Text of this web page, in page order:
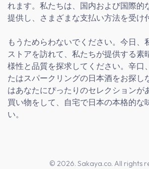
れます。私たちは、国内および国際的
提供し、さまざまな支払い方法を受け
もうためらわないでください。今日、
ストアを訪れて、私たちが提供する素
様性と品質を探求してください。辛口
たはスパークリングの日本酒をお探し
はあなたにぴったりのセレクションが
買い物をして、自宅で日本の本格的な
い。
© 2026. Sakaya.co. All rights